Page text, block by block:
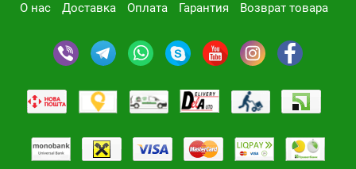
О нас Доставка Оплата Гарантия Возврат товара